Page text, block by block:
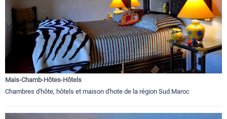
Mais-Chamb-Hôtes-Hôtels
Chambres d'hôte, hôtels et maison d'hote de la région Sud Maroc